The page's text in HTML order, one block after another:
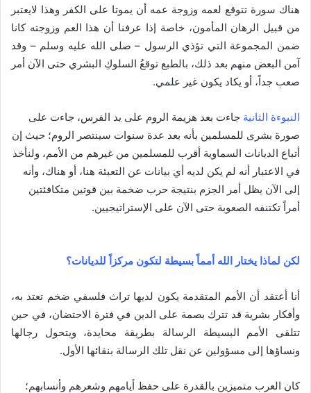
هناك سورة تتوقع لعمه وزوجة عمه أن يموتا على الكفر وهذا لايعتبر
من قبيل الرهان المأمون، خاصة إذا عرفنا أن هذا العم وزوجته كانا
ضمن المجموعة التي تؤذي الرسول – صلى الله عليه وسلم – وقد
آمن البعض منهم بعد ذلك، بالطبع توقعُ السلوكِ البشري حتى الآن أمر
صعب جداً، أو يكاد يكون غير علمي.
النبوءة الثانية جاءت بعد هزيمة الروم على يد الفرس، جاءت على
صورة بشرى للمسلمين بأنه بعد عدة سنوات سينتصر الروم؛ حيث إن
أتباع الديانات السماوية أقرب للمسلمين من غيرهم من الأمم، ولنأخذ
في الاعتبار أنه لم يكن لديه أي بيانات عن التعبئة هنا، أو هناك، وأنه
إلى الآن يظل أمر الجزم بنتيجة حرب ضخمة بين قوتين متكافئتين
أمراً تكتنفه الصعوبة حتى الآن على الإستراتيجيين.
لكن لماذا يختار الله أمماً بسيطة لتكون مركزاً للديانات؟
أنا أعتقد أن الأمم المتقدمة يكون لديها تراث فلسفي ضخم تعتد به،
وأفكار بشرية قد تترك بصمة على الدين في فترة الاحتضان، في حين
تتلقى الأمم البسيطة الرسالة بطريقة محايدة، ويتحول رجالها
ونساؤها إلى مسؤولين عن نقل تلك الرسالة بنقائها الأول.
كان العرب متميزين بالقدرة على حفظ أيامهم وشعرهم وأنسابهم؛